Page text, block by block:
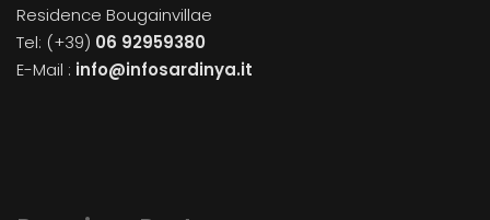
Residence Bougainvillae
Tel: (+39) 06 92959380
E-Mail : info@infosardinya.it